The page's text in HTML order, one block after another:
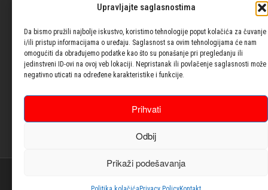
Upravljajte saglasnostima
Da bismo pružili najbolje iskustvo, koristimo tehnologije poput kolačića za čuvanje
i/ili pristup informacijama o uređaju. Saglasnost sa ovim tehnologijama će nam
omogućiti da obrađujemo podatke kao što su ponašanje pri pregledanju ili
jedinstveni ID-ovi na ovoj veb lokaciji. Nepristanak ili povlačenje saglasnosti može
negativno uticati na određene karakteristike i funkcije.
Prihvati
Odbij
Prikaži podešavanja
Muški
Usluge